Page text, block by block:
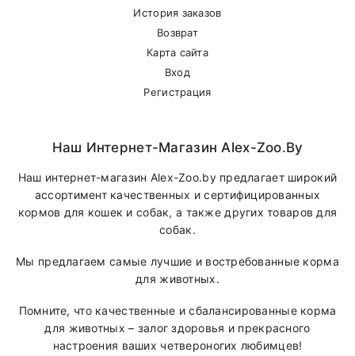
История заказов
Возврат
Карта сайта
Вход
Регистрация
Наш Интернет-Магазин Alex-Zoo.by
Наш интернет-магазин Alex-Zoo.by предлагает широкий
ассортимент качественных и сертифицированных
кормов для кошек и собак, а также других товаров для
собак.
Мы предлагаем самые лучшие и востребованные корма
для животных.
Помните, что качественные и сбалансированные корма
для животных – залог здоровья и прекрасного
настроения ваших четвероногих любимцев!